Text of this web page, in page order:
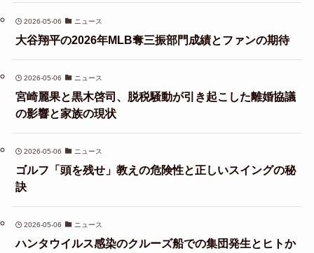
2026-05-06 ニュース
大谷翔平の2026年MLB奪三振部門成績とファンの期待
2026-05-06 ニュース
宮崎麗果と黒木啓司、脱税騒動が引き起こした離婚協議
の影響と家族の現状
2026-05-06 ニュース
ゴルフ「頭を残せ」教えの危険性と正しいスイングの秘
訣
2026-05-06 ニュース
ハンタウイルス感染のクルーズ船での集団発生とヒトか